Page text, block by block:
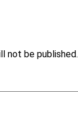
not be published.